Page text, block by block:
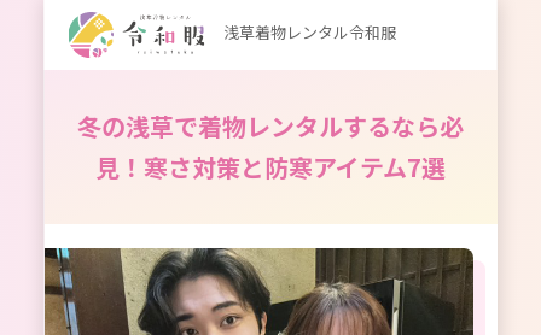
浅草着物レンタル令和服
冬の浅草で着物レンタルするなら必
見！寒さ対策と防寒アイテム7選